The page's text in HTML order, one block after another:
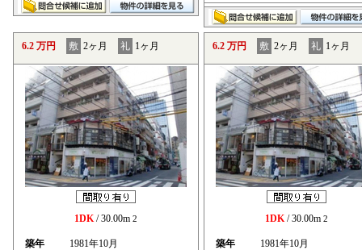
6.2 万円 敷 2ヶ月 礼 1ヶ月
1DK/ 30.00m 2
築年
1981年10月
6.2 万円 敷 2ヶ月 礼 1ヶ月
1DK/ 30.00m 2
築年
1981年10月